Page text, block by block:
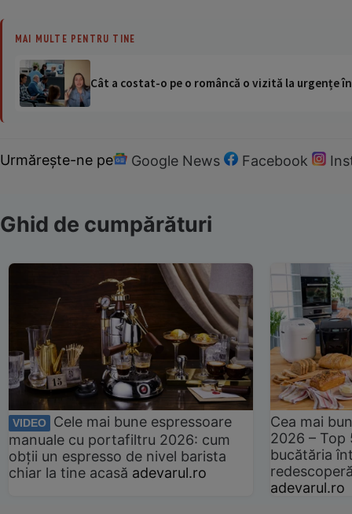
MAI MULTE PENTRU TINE
Cât a costat-o pe o româncă o vizită la urgențe
Urmărește-ne pe Google News Facebook
Ghid de cumpărături
VIDEO
Cele mai bune espressoare
manuale cu portafiltru 2026: cum
obții un espresso de nivel barista
chiar la tine acasă adevarul.ro
Cea mai
2026 –
bucătăria
adevarul.ro